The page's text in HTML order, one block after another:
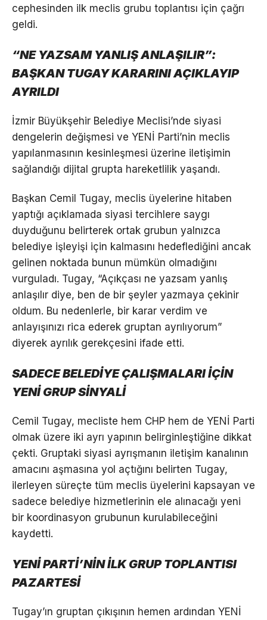
cephesinden ilk meclis grubu toplantısı için çağrı
geldi.
“NE YAZSAM YANLIŞ ANLAŞILIR”:
BAŞKAN TUGAY KARARINI AÇIKLAYIP
AYRILDI
İzmir Büyükşehir Belediye Meclisi’nde siyasi
dengelerin değişmesi ve YENİ Parti’nin meclis
yapılanmasının kesinleşmesi üzerine iletişimin
sağlandığı dijital grupta hareketlilik yaşandı.
Başkan Cemil Tugay, meclis üyelerine hitaben
yaptığı açıklamada siyasi tercihlere saygı
duyduğunu belirterek ortak grubun yalnızca
belediye işleyişi için kalmasını hedeflediğini ancak
gelinen noktada bunun mümkün olmadığını
vurguladı. Tugay, “Açıkçası ne yazsam yanlış
anlaşılır diye, ben de bir şeyler yazmaya çekinir
oldum. Bu nedenlerle, bir karar verdim ve
anlayışınızı rica ederek gruptan ayrılıyorum”
diyerek ayrılık gerekçesini ifade etti.
SADECE BELEDİYE ÇALIŞMALARI İÇİN
YENİ GRUP SİNYALİ
Cemil Tugay, mecliste hem CHP hem de YENİ Parti
olmak üzere iki ayrı yapının belirginleştiğine dikkat
çekti. Gruptaki siyasi ayrışmanın iletişim kanalının
amacını aşmasına yol açtığını belirten Tugay,
ilerleyen süreçte tüm meclis üyelerini kapsayan ve
sadece belediye hizmetlerinin ele alınacağı yeni
bir koordinasyon grubunun kurulabileceğini
kaydetti.
YENİ PARTİ’NİN İLK GRUP TOPLANTISI
PAZARTESİ
Tugay’ın gruptan çıkışının hemen ardından YENİ